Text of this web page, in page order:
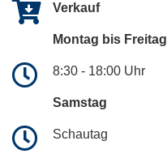
Verkauf
Montag bis Freitag
8:30 - 18:00 Uhr
Samstag
Schautag